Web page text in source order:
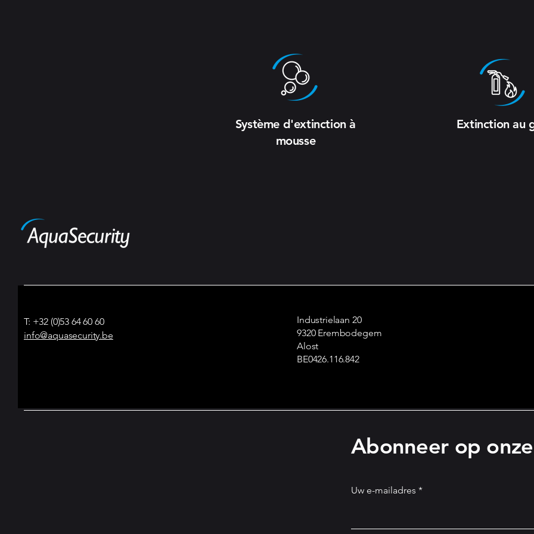
Système d'extinction à
mousse
Extinction au
T: +32 (0)53 64 60 60
info@aquasecurity.be
Industrielaan 20
9320 Erembodegem
Alost
BE0426.116.842
Abonneer op
Uw e-mailadres